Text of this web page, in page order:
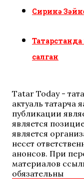
Сиринә
салган
Tatar Today -
актуаль татарча
публикации
является
является
несет
анонсов. При
материалов
обязательны